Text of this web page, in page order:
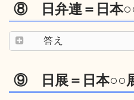
⑧ 日弁連＝日本
答え
⑨ 日展＝日本○○